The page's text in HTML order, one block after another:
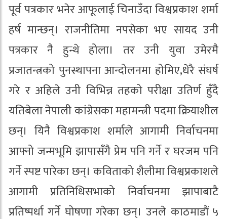
पूर्व पत्रकार भनेर आफूलाई चिनाउँदा विश्वप्रकाश शर्मा
हर्ष मान्छन्। राजनीतिमा नपसेका भए सायद उनी
पत्रकार नै हुन्थे होला। तर उनी युवा उमेरमै
प्रजातन्त्रको पुनस्थापना आन्दोलनमा होमिए,धेरै संघर्ष
गरे र अहिले उनी विभिन्न तहको परीक्षा उतिर्ण हुँदै
यतिबेला नेपाली कांग्रेसका महामन्त्री पदमा क्रियाशील
छन्। यिनै विश्वप्रकाश शर्माले आगामी निर्वाचनमा
आफ्नो जन्मभूमि झापासँगै प्रेम पनि गर्ने र घरजम पनि
गर्ने स्पष्ट पारेका छन्। कविताको शैलीमा विश्वप्रकाशले
आगामी प्रतिनिधिसभाको निर्वाचनमा झापाबाटै
प्रतिष्पर्धा गर्ने घोषणा गरेका छन्। उनले काठमाडौं ५